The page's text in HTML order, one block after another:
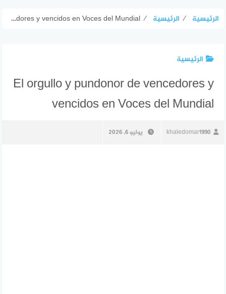
الرئيسية ⁄ الرئيسية ⁄
El orgullo y pundonor de vencedores y vencidos en Voces del Mundial
الرئيسية
El orgullo y pundonor de vencedores y
vencidos en Voces del Mundial
khaledomar1990 يوليو 6, 2026